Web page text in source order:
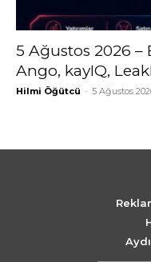
5 Ağustos 2026
Ango, kayIQ,
Hilmi Öğütcü - 5 Ağustos